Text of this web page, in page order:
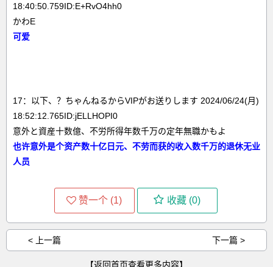
18:40:50.759ID:E+RvO4hh0
かわE
可爱
17：以下、？ちゃんねるからVIPがお送りします 2024/06/24(月)
18:52:12.765ID:jELLHOPI0
意外と資産十数億、不労所得年数千万の定年無職かもよ
也许意外是个资产数十亿日元、不劳而获的收入数千万的退休无业
人员
赞一个 (1) 收藏 (0)
< 上一篇 下一篇 >
【返回首页查看更多内容】